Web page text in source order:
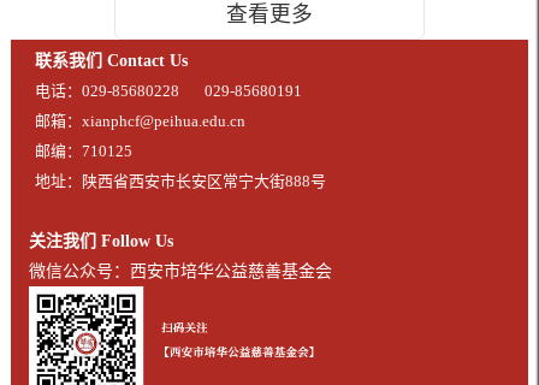
查看更多
联系我们 Contact Us
电话：029-85680228
029-85680191
邮箱：xianphcf@peihua.edu.cn
邮编：710125
地址：陕西省西安市长安区常宁大街888号
关注我们 Follow Us
微信公众号：西安市培华公益慈善基金会